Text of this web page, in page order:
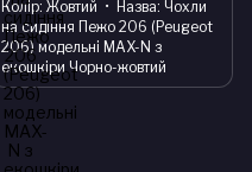
Колір Жовтий Назва Чохли
на сидіння Пежо 206 (Peugeot
206) модельні MAX-N з
екошкіри Чорно-жовтий